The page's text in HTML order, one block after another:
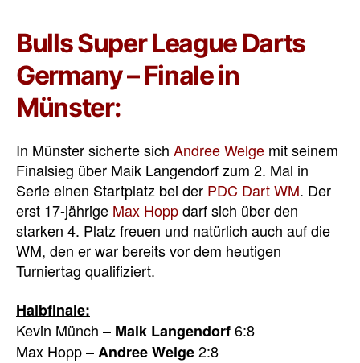
Bulls Super League Darts
Germany – Finale in
Münster:
In Münster sicherte sich Andree Welge mit seinem
Finalsieg über Maik Langendorf zum 2. Mal in
Serie einen Startplatz bei der PDC Dart WM. Der
erst 17-jährige Max Hoppdarf sich über den
starken 4. Platz freuen und natürlich auch auf die
WM, den er war bereits vor dem heutigen
Turniertag qualifiziert.
Halbfinale:
Kevin Münch – Maik Langendorf6:8
Max Hopp –Andree Welge2:8